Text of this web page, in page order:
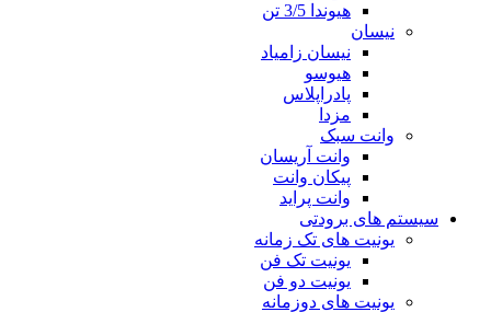
هیوندا 3/5 تن
نیسان
نیسان زامیاد
هیوسو
پادراپلاس
مزدا
وانت سبک
وانت آریسان
پیکان وانت
وانت پراید
سیستم های برودتی
یونیت های تک زمانه
یونیت تک فن
یونیت دو فن
یونیت های دوزمانه